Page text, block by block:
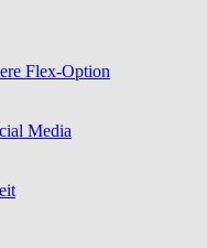
Flex-Option
Media